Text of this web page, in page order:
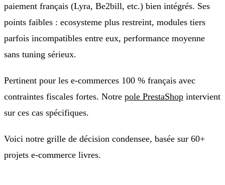
paiement français (Lyra, Be2bill, etc.) bien intégrés. Ses
points faibles : ecosysteme plus restreint, modules tiers
parfois incompatibles entre eux, performance moyenne
sans tuning sérieux.
Pertinent pour les e-commerces 100 % français avec
contraintes fiscales fortes. Notre pole PrestaShop intervient
sur ces cas spécifiques.
Voici notre grille de décision condensee, basée sur 60+
projets e-commerce livres.